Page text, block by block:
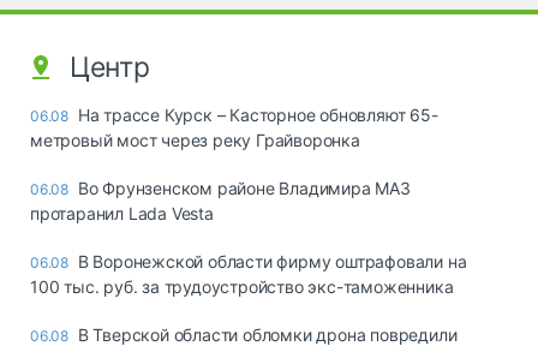
Центр
06.08 На трассе Курск – Касторное обновляют 65-
метровый мост через реку Грайворонка
06.08 Во Фрунзенском районе Владимира МАЗ
протаранил Lada Vesta
06.08 В Воронежской области фирму оштрафовали на
100 тыс. руб. за трудоустройство экс-таможенника
06.08 В Тверской области обломки дрона повредили